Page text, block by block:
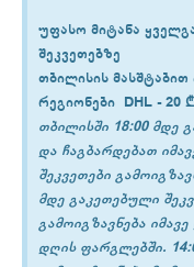
უფასო მიტანა
შეკვეთებზე
თბილისის მასშტაბით
რეგიონები DHL -20 ₾
თბილისში 18:00 მდე
და ჩაგბარდებათ
შეკვეთები
მდე გაკეთებული
გამოიგზავნება
დღის ფარგლებში.